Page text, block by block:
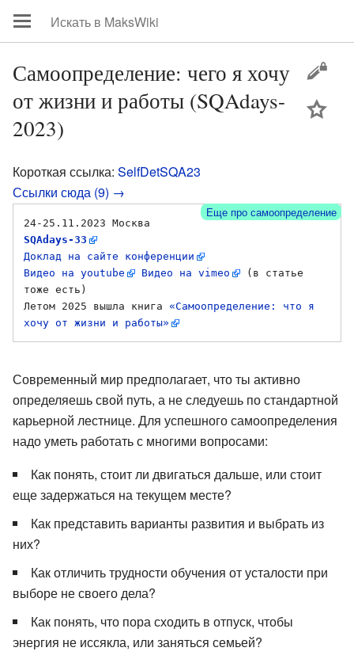
Самоопределение: чего я хочу
от жизни и работы (SQAdays-
2023)
Короткая ссылка: SelfDetSQA23
Ссылки сюда (9) →
Еще про самоопределение
SQAdays-33
Доклад на сайте конференции
Видео на youtube
Видео на vimeo
(в статье
тоже есть)
Летом 2025 вышла книга «Самоопределение: что я
хочу от жизни и работы»
Современный мир предполагает, что ты активно
определяешь свой путь, а не следуешь по стандартной
карьерной лестнице. Для успешного самоопределения
надо уметь работать с многими вопросами:
Как понять, стоит ли двигаться дальше, или стоит
еще задержаться на текущем месте?
Как представить варианты развития и выбрать из
них?
Как отличить трудности обучения от усталости при
выборе не своего дела?
Как понять, что пора сходить в отпуск, чтобы
энергия не иссякла, или заняться семьей?